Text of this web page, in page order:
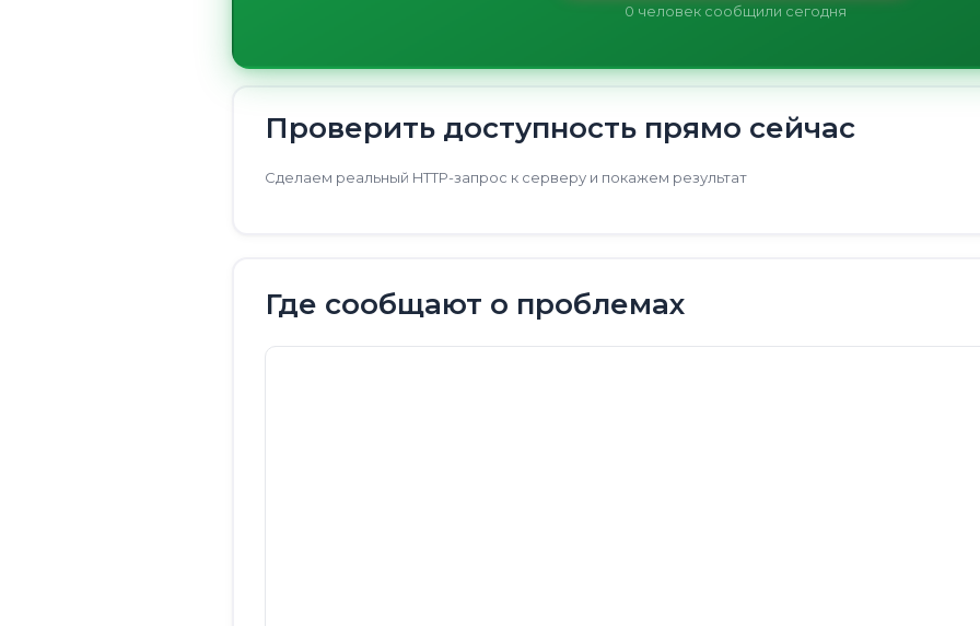
0 человек сообщили сегодня
Проверить доступность прямо сейчас
Сделаем реальный HTTP-запрос к серверу и покажем результат
Где сообщают о проблемах